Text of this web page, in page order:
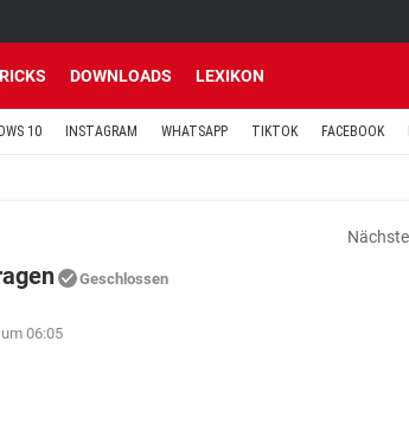
DOWNLOADS LEXIKON
10 INSTAGRAM WHATSAPP TIKTOK FACEBOOK
Nächste
Geschlossen
06:05